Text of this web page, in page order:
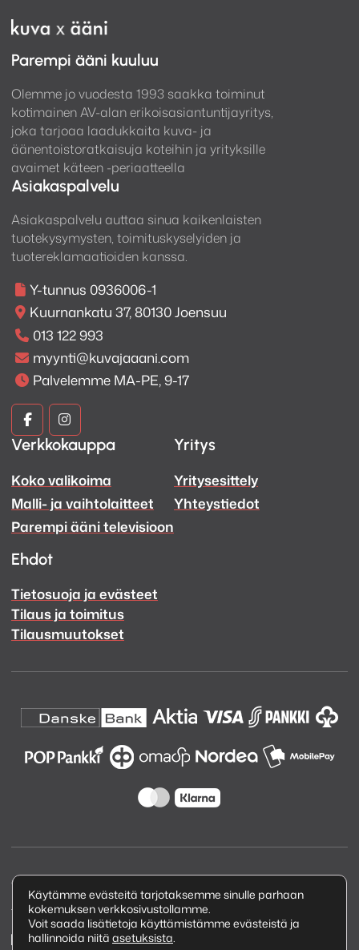
Parempi ääni kuuluu
Olemme jo vuodesta 1993 saakka toiminut
kotimainen AV-alan erikoisasiantuntijayritys,
joka tarjoaa laadukkaita kuva- ja
äänentoistoratkaisuja koteihin ja yrityksille
avaimet käteen -periaatteella
Asiakaspalvelu
Asiakaspalvelu auttaa sinua kaikenlaisten
tuotekysymysten, toimituskyselyiden ja
tuotereklamaatioiden kanssa.
Y-tunnus 0936006-1
Kuurnankatu 37, 80130 Joensuu
013 122 993
myynti@kuvajaaani.com
Palvelemme MA-PE, 9-17
Kuva
ja
Ääni
Facebook
Kuva
ja
Ääni
Instagram
Verkkokauppa
Koko valikoima
Malli- ja vaihtolaitteet
Parempi ääni televisioon
Yritys
Yritysesittely
Yhteystiedot
Ehdot
Tietosuoja ja evästeet
Tilaus ja toimitus
Tilausmuutokset
Copyright © 2026 Kuva ja Ääni Oy
Tietosuojaseloste
Käytämme evästeitä tarjotaksemme sinulle parhaan
kokemuksen verkkosivustollamme.
Voit saada lisätietoja käyttämistämme evästeistä ja
hallinnoida niitä asetuksista.